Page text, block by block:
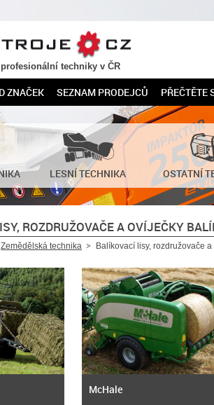
techniky v ČR
ZNAČEK SEZNAM PRODEJCŮ PŘEČTĚTE
LESNÍ TECHNIKA OSTATNÍ
ROZDRUŽOVAČE A OVÍJEČKY
Zemědělská technika Balíkovací lisy, rozdružovače
McHale